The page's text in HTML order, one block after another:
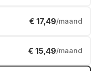
€ 17,49/maand
€ 15,49/maand